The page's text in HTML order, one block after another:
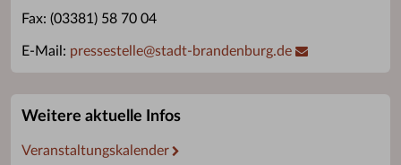
Fax: (03381) 58 70 04
E-Mail: pressestelle@stadt-brandenburg.de
Weitere aktuelle Infos
Veranstaltungskalender